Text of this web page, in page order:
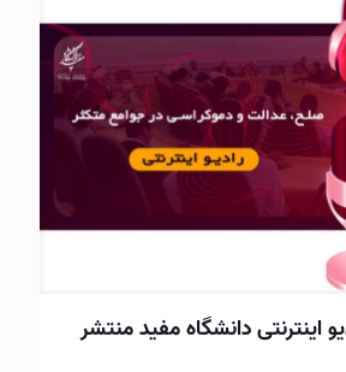
۱۸۲» رادیو اینترنتی دانشگاه مفید منتشر